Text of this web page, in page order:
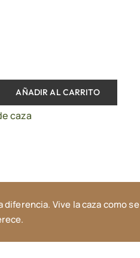
AÑADIR AL CARRITO
caza
Vive la caza como se